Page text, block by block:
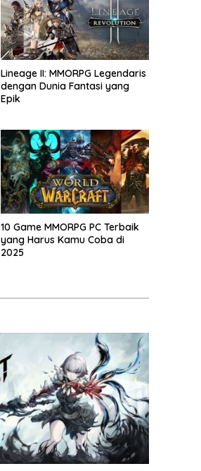
Lineage II: MMORPG Legendaris
dengan Dunia Fantasi yang
Epik
10 Game MMORPG PC Terbaik
yang Harus Kamu Coba di
2025